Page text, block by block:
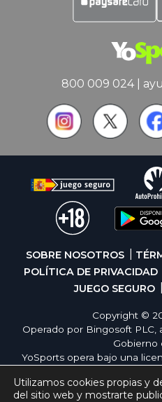
800 009 024|
SOBRE NOSOTROS
POLÍTICA DE PRIVACIDAD
JUEGO SEGURO
Copyright ©
Operado por Bingosoft PLC,
Gobierno
YoSports opera bajo una
seguridad y responsabilidad
es una forma de
Utilizamos cookies propias y
del sitio web y mostrarte